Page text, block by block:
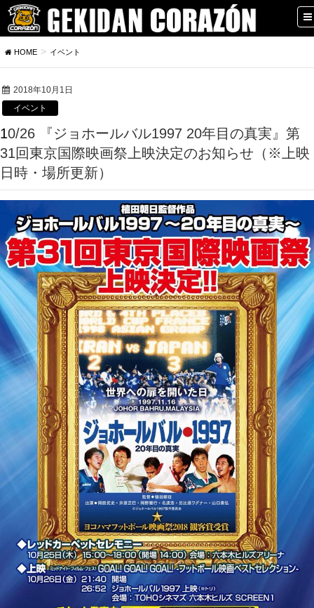
HOME イベント
2018年10月1日
イベント
10/26 『ジョホールバル1997 20年目の真実』第
31回東京国際映画祭上映決定のお知らせ（※上映
日時・場所更新）